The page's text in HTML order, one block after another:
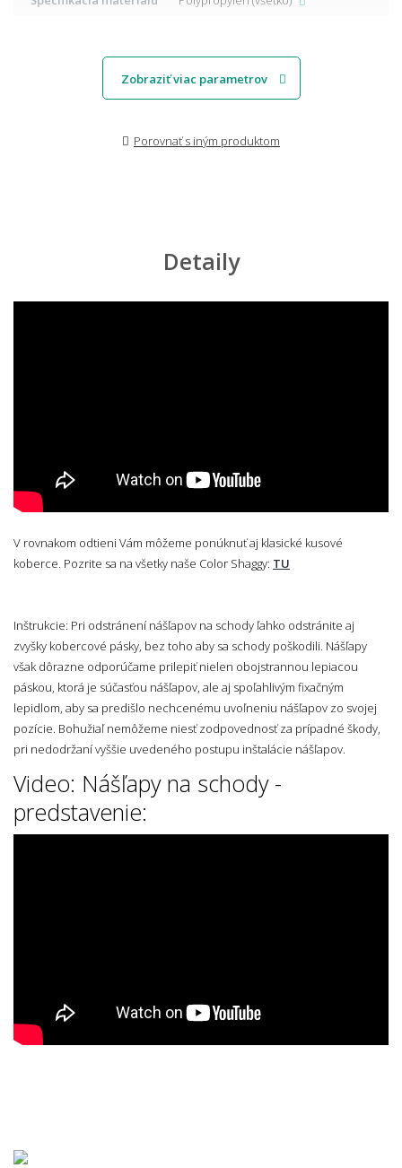
Zobraziť viac parametrov
Porovnať s iným produktom
Detaily
V rovnakom odtieni Vám môžeme ponúknuť aj klasické kusové
koberce. Pozrite sa na všetky naše Color Shaggy: TU
Inštrukcie: Pri odstránení nášľapov na schody ľahko odstránite aj
zvyšky kobercové pásky, bez toho aby sa schody poškodili. Nášľapy
však dôrazne odporúčame prilepiť nielen obojstrannou lepiacou
páskou, ktorá je súčasťou nášľapov, ale aj spoľahlivým fixačným
lepidlom, aby sa predišlo nechcenému uvoľneniu nášľapov zo svojej
pozície. Bohužiaľ nemôžeme niesť zodpovednosť za prípadné škody,
pri nedodržaní vyššie uvedeného postupu inštalácie nášľapov.
Video: Nášľapy na schody -
predstavenie: